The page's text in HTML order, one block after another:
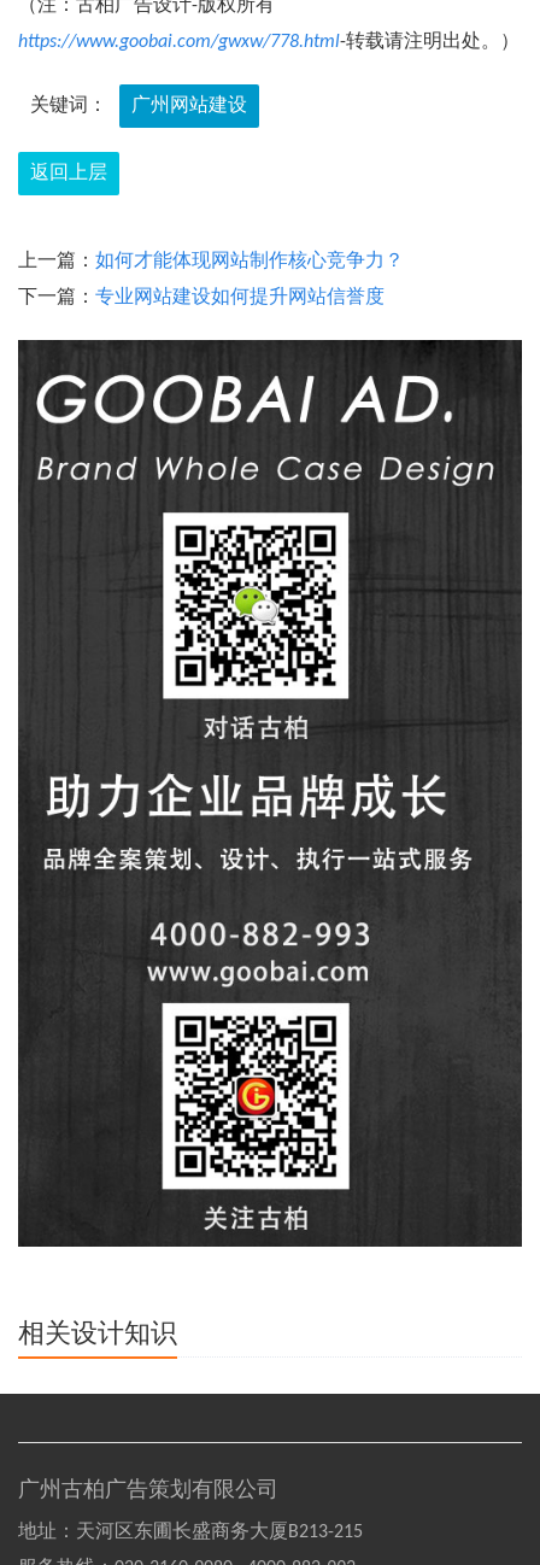
（注：古柏广告设计-版权所有
https://www.goobai.com/gwxw/778.html-转载请注明出处。）
关键词： 广州网站建设
返回上层
上一篇： 如何才能体现网站制作核心竞争力？
下一篇： 专业网站建设如何提升网站信誉度
相关设计知识
广州古柏广告策划有限公司
地址：天河区东圃长盛商务大厦B213-215